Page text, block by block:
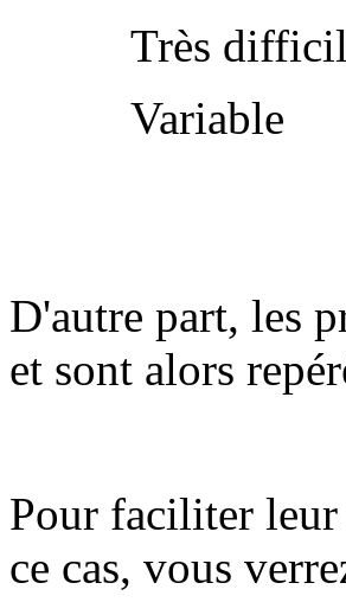
Très
Variable
D'autre part, les
et sont alors
Pour faciliter
ce cas, vous